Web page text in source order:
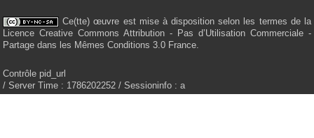
Ce(tte) œuvre est mise à disposition selon les termes de la
Licence Creative Commons Attribution - Pas d’Utilisation Commerciale -
Partage dans les Mêmes Conditions 3.0 France.
Contrôle pid_url
/ Server Time : 1786202252 / Sessioninfo : a